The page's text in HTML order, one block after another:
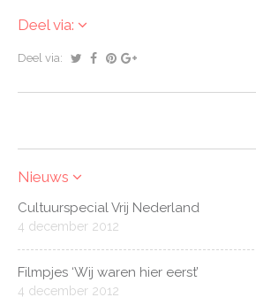
Deel via:
Deel via:
Nieuws
Cultuurspecial Vrij Nederland
4 december 2012
Filmpjes ‘Wij waren hier eerst’
4 december 2012